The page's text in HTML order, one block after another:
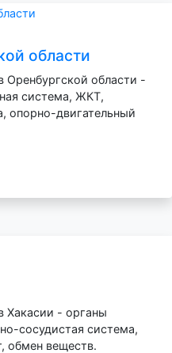
области
Оренбургской области -
система, ЖКТ,
опорно-двигательный
Хакасии - органы
сосудистая система,
обмен веществ.